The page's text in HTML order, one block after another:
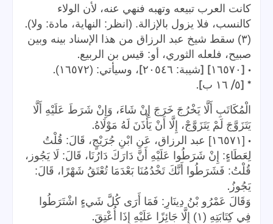
كانت العرب تبيعه وتهبه فنهي عنه، لأن الولاء
كالنسب، فلا يزول بالإزالة. (انظر: النهاية، مادة: ولا).
(٣) سقط شيخ عبد الرزاق من هذا الإسناد بينه وبين
صبيح، فلعله الثوري، أو: قيس بن الربيع.
• [ ١٦٥٧٠] [شيبة: ٢٠٥٤٦ ]، وسيأتي: (١٦٥٧٢)
.
* [٥/ ١٦ ب].
الْمُكَاتَبِ أَلَّا يَخْرُجَ خَرَجَ إِنْ شَاءَ، وَإِنْ شَرَطَ عَلَيْهِ أَلَّا
يَتَزَوَّجَ لَمْ يَتَزَوَّجْ، إِلَّا أَنْ يَأْذَنَ لَهُ مَوْلَاهُ.
•
[١٦٥٧١] عبد الرزاق، عَنِ ابْنِ جُرَيْجٍ، قَالَ: قُلْتُ
لِعَطَاءٍ: إِنْ شَرَطُوا عَلَيْهِ أَنَّ دَارَكَ دَارُنَا، قَالَ: لَا يَجُوز،
قُلْتُ: فَشَرَطُوا أَنَّكَ تَخْدُمُنَا بَعْدَمَا تُعْتَقُ شَهْرًا، قَالَ:
يَجُوزُ .
وَقَالَ عَمْرُو بْنُ دِينَارِ: فَمَا أَرَى كُلَّ شَيءٍ اشْتَرَطُوا
فِي كِتَابَتِهِ (١) إِلَّا جَائِزًا عَلَيْهِ إِذَا أُعْتِقَ
.